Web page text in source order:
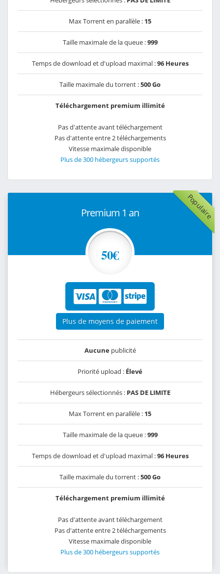
Max Torrent en parallèle : 15
Taille maximale de la queue :999
Temps de download et d'upload maximal :96 Heures
Taille maximale du torrent :500 Go
Téléchargement premium illimité
Pas d'attente avant téléchargement
Pas d'attente entre 2 téléchargements
Vitesse maximale disponible
Plus de 300 hébergeurs supportés
Populaire
Premium 1 an
50€
Plus de moyens de paiement
Aucunepublicité
Priorité upload : Élevé
Hébergeurs sélectionnés : PAS DE LIMITE
Max Torrent en parallèle : 15
Taille maximale de la queue :999
Temps de download et d'upload maximal :96 Heures
Taille maximale du torrent :500 Go
Téléchargement premium illimité
Pas d'attente avant téléchargement
Pas d'attente entre 2 téléchargements
Vitesse maximale disponible
Plus de 300 hébergeurs supportés